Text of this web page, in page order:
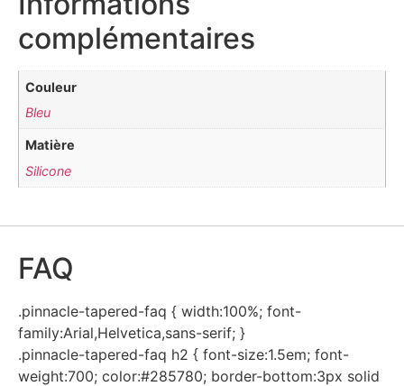
complémentaires
Couleur
Bleu
Matière
Silicone
FAQ
.pinnacle-tapered-faq { width:100%; font-
family:Arial,Helvetica,sans-serif; }
.pinnacle-tapered-faq h2 { font-size:1.5em; font-
weight:700; color:#285780; border-bottom:3px solid